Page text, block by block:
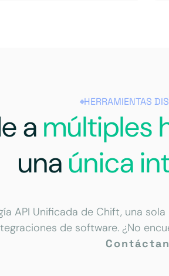
HERRAMIENTAS
a múltiples
una única
API Unificada de Chift, una
de software. ¿No